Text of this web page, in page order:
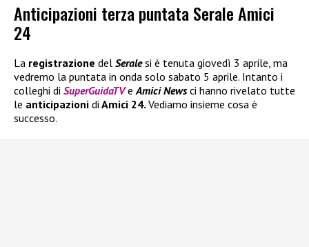
Anticipazioni terza puntata Serale Amici
24
La registrazione del Seralesi è tenuta giovedì 3 aprile, ma
vedremo la puntata in onda solo sabato 5 aprile. Intanto i
colleghi di SuperGuidaTVeAmici Newsci hanno rivelato tutte
le anticipazioni di Amici 24. Vediamo insieme cosa è
successo.